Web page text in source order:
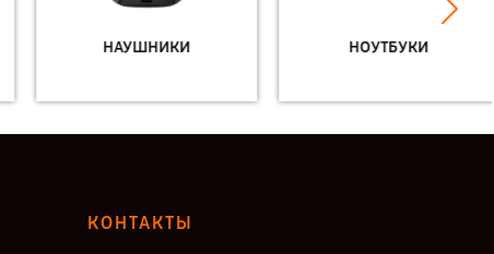
НАУШНИКИ НОУТБУКИ
КОНТАКТЫ